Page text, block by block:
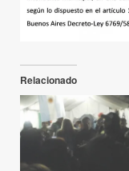
Relacionado